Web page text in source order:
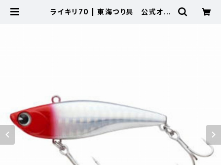
ライキリ70 | 東海つり具 公式オン